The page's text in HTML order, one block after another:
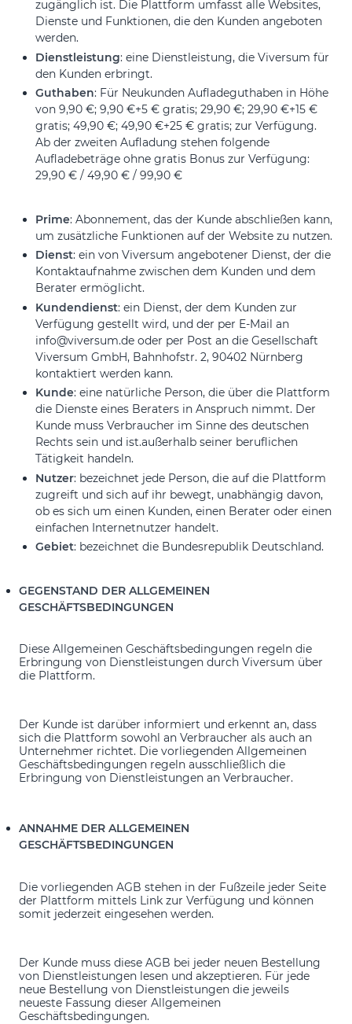
zugänglich ist. Die Plattform umfasst alle Websites,
Dienste und Funktionen, die den Kunden angeboten
werden.
Dienstleistung: eine Dienstleistung, die Viversum für
den Kunden erbringt.
Guthaben: Für Neukunden Aufladeguthaben in Höhe
von 9,90 €; 9,90 €+5 € gratis; 29,90 €; 29,90 €+15 €
gratis; 49,90 €; 49,90 €+25 € gratis; zur Verfügung.
Ab der zweiten Aufladung stehen folgende
Aufladebeträge ohne gratis Bonus zur Verfügung:
29,90 € / 49,90 € / 99,90 €
Prime: Abonnement, das der Kunde abschließen kann,
um zusätzliche Funktionen auf der Website zu nutzen.
Dienst: ein von Viversum angebotener Dienst, der die
Kontaktaufnahme zwischen dem Kunden und dem
Berater ermöglicht.
Kundendienst: ein Dienst, der dem Kunden zur
Verfügung gestellt wird, und der per E-Mail an
info@viversum.de oder per Post an die Gesellschaft
Viversum GmbH, Bahnhofstr. 2, 90402 Nürnberg
kontaktiert werden kann.
Kunde: eine natürliche Person, die über die Plattform
die Dienste eines Beraters in Anspruch nimmt. Der
Kunde muss Verbraucher im Sinne des deutschen
Rechts sein und ist.außerhalb seiner beruflichen
Tätigkeit handeln.
Nutzer: bezeichnet jede Person, die auf die Plattform
zugreift und sich auf ihr bewegt, unabhängig davon,
ob es sich um einen Kunden, einen Berater oder einen
einfachen Internetnutzer handelt.
Gebiet: bezeichnet die Bundesrepublik Deutschland.
GEGENSTAND DER ALLGEMEINEN
GESCHÄFTSBEDINGUNGEN
Diese Allgemeinen Geschäftsbedingungen regeln die
Erbringung von Dienstleistungen durch Viversum über
die Plattform.
Der Kunde ist darüber informiert und erkennt an, dass
sich die Plattform sowohl an Verbraucher als auch an
Unternehmer richtet. Die vorliegenden Allgemeinen
Geschäftsbedingungen regeln ausschließlich die
Erbringung von Dienstleistungen an Verbraucher.
ANNAHME DER ALLGEMEINEN
GESCHÄFTSBEDINGUNGEN
Die vorliegenden AGB stehen in der Fußzeile jeder Seite
der Plattform mittels Link zur Verfügung und können
somit jederzeit eingesehen werden.
Der Kunde muss diese AGB bei jeder neuen Bestellung
von Dienstleistungen lesen und akzeptieren. Für jede
neue Bestellung von Dienstleistungen die jeweils
neueste Fassung dieser Allgemeinen
Geschäftsbedingungen.